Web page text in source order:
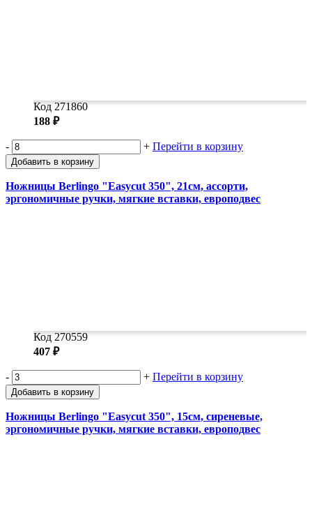
Код 271860
188 ₽
- + Перейти в корзину
Добавить в корзину
Ножницы Berlingo "Easycut 350", 21см, ассорти,
эргономичные ручки, мягкие вставки, европодвес
Код 270559
407 ₽
- + Перейти в корзину
Добавить в корзину
Ножницы Berlingo "Easycut 350", 15см, сиреневые,
эргономичные ручки, мягкие вставки, европодвес